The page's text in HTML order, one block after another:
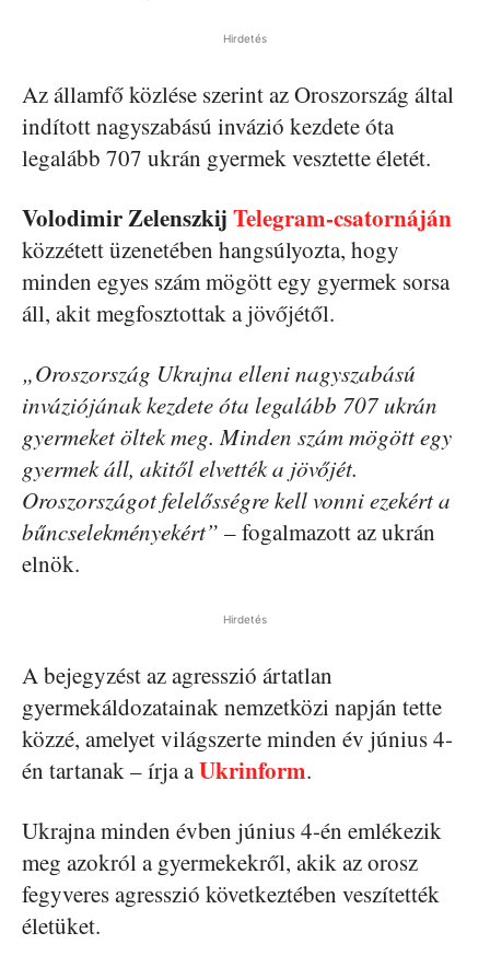
Hirdetés
Az államfő közlése szerint az Oroszország által
indított nagyszabású invázió kezdete óta
legalább 707 ukrán gyermek vesztette életét.
Volodimir Zelenszkij Telegram-csatornáján
közzétett üzenetében hangsúlyozta, hogy
minden egyes szám mögött egy gyermek sorsa
áll, akit megfosztottak a jövőjétől.
„Oroszország Ukrajna elleni nagyszabású
inváziójának kezdete óta legalább 707 ukrán
gyermeket öltek meg. Minden szám mögött egy
gyermek áll, akitől elvették a jövőjét.
Oroszországot felelősségre kell vonni ezekért a
bűncselekményekért” – fogalmazott az ukrán
elnök.
Hirdetés
A bejegyzést az agresszió ártatlan
gyermekáldozatainak nemzetközi napján tette
közzé, amelyet világszerte minden év június 4-
én tartanak – írja aUkrinform.
Ukrajna minden évben június 4-én emlékezik
meg azokról a gyermekekről, akik az orosz
fegyveres agresszió következtében veszítették
életüket.